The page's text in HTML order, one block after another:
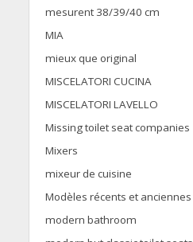
mesurent 38/39/40 cm
MIA
mieux que original
MISCELATORI CUCINA
MISCELATORI LAVELLO
Missing toilet seat companies
Mixers
mixeur de cuisine
Modèles récents et anciennes
modern bathroom